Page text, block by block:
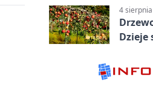
4
Dzieje